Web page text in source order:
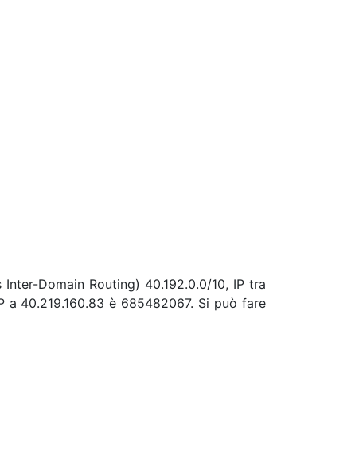
Domain Routing) 40.192.0.0/10, IP tra
40.219.160.83 è 685482067. Si può fare